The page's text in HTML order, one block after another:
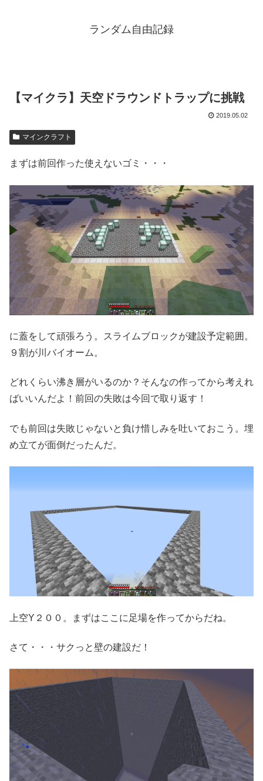
ランダム自由記録
【マイクラ】天空ドラウンドトラップに挑戦
2019.05.02
マインクラフト
まずは前回作った使えないゴミ・・・
に蓋をして頑張ろう。スライムブロックが建設予定範囲。
９割が川バイオーム。
どれくらい沸き層がいるのか？そんなの作ってから考えれ
ばいいんだよ！前回の失敗は今回で取り返す！
でも前回は失敗じゃないと負け惜しみを吐いておこう。埋
め立てが面倒だったんだ。
上空Y２００。まずはここに足場を作ってからだね。
さて・・・サクっと壁の建設だ！